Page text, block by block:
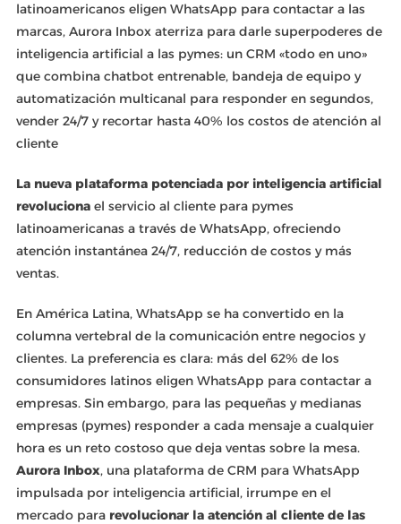
latinoamericanos eligen WhatsApp para contactar a las
marcas, Aurora Inbox aterriza para darle superpoderes de
inteligencia artificial a las pymes: un CRM «todo en uno»
que combina chatbot entrenable, bandeja de equipo y
automatización multicanal para responder en segundos,
vender 24/7 y recortar hasta 40% los costos de atención al
cliente
La nueva plataforma potenciada por inteligencia artificial
revoluciona el servicio al cliente para pymes
latinoamericanas a través de WhatsApp, ofreciendo
atención instantánea 24/7, reducción de costos y más
ventas.
En América Latina, WhatsApp se ha convertido en la
columna vertebral de la comunicación entre negocios y
clientes. La preferencia es clara: más del 62% de los
consumidores latinos eligen WhatsApp para contactar a
empresas. Sin embargo, para las pequeñas y medianas
empresas (pymes) responder a cada mensaje a cualquier
hora es un reto costoso que deja ventas sobre la mesa.
Aurora Inbox, una plataforma de CRM para WhatsApp
impulsada por inteligencia artificial, irrumpe en el
mercado para revolucionar la atención al cliente de las